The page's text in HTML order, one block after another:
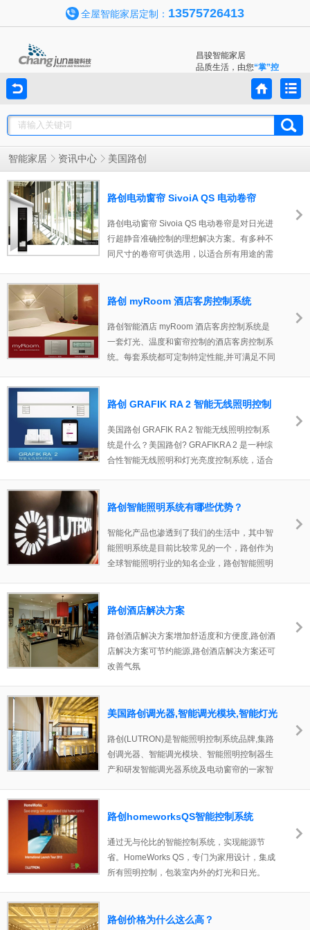
全屋智能家居定制： 13575726413
昌骏智能家居
品质生活，由您“掌”控
智能家居 资讯中心 美国路创
路创电动窗帘 SivoiA QS 电动卷帘
路创电动窗帘 Sivoia QS 电动卷帘是对日光进
行超静音准确控制的理想解决方案。有多种不
同尺寸的卷帘可供选用，以适合所有用途的需
100%再生或通过OekoTex? 100 认证的帘
路创 myRoom 酒店客房控制系统
路创智能酒店 myRoom 酒店客房控制系统是
一套灯光、温度和窗帘控制的酒店客房控制系
统。每套系统都可定制特定性能,并可满足不同
您的设施独具特色,让您的客人保持愉悦心情。
路创 GRAFIK RA 2 智能无线照明控制
美国路创 GRAFIK RA 2 智能无线照明控制系
统是什么？美国路创? GRAFIKRA 2 是一种综
合性智能无线照明和灯光亮度控制系统，适合
光窗帘。非常适用于单个房间和公寓类型的区
路创智能照明系统有哪些优势？
智能化产品也渗透到了我们的生活中，其中智
能照明系统是目前比较常见的一个，路创作为
全球智能照明行业的知名企业，路创智能照明
场合，可以合理的应用灯光照明度。
路创酒店解决方案
路创酒店解决方案增加舒适度和方便度,路创酒
店解决方案可节约能源,路创酒店解决方案还可
改善气氛
美国路创调光器,智能调光模块,智能灯光
路创(LUTRON)是智能照明控制系统品牌,集路
创调光器、智能调光模块、智能照明控制器生
产和研发智能调光器系统及电动窗帘的一家智
节省差不多1%的用电...无需额外布线,路创调
路创homeworksQS智能控制系统
通过无与伦比的智能控制系统，实现能源节
省。HomeWorks QS，专门为家用设计，集成
所有照明控制，包装室内外的灯光和日光。
路创价格为什么这么高？